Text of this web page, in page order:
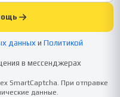
данных и Политикой
в мессенджерах
SmartCaptcha. При отправке
данные.